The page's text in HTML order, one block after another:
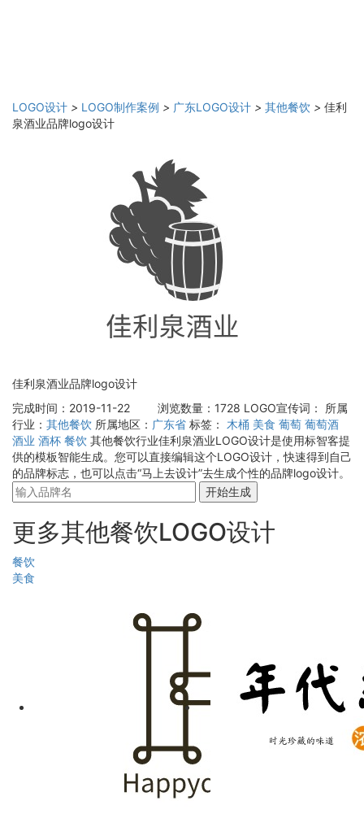
LOGO设计 > LOGO制作案例 > 广东LOGO设计 > 其他餐饮 > 佳利
泉酒业品牌logo设计
佳利泉酒业品牌logo设计
完成时间：2019-11-22
浏览数量：1728 LOGO宣传词：
所属
行业： 其他餐饮 所属地区： 广东省 标签： 木桶 美食 葡萄 葡萄酒
酒业 酒杯 餐饮 其他餐饮行业佳利泉酒业LOGO设计是使用标智客提
供的模板智能生成。您可以直接编辑这个LOGO设计，快速得到自己
的品牌标志，也可以点击“马上去设计”去生成个性的品牌logo设计。
开始生成
更多其他餐饮LOGO设计
餐饮
美食